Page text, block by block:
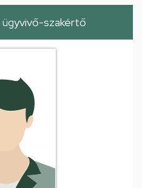
ügyvivő-szakértő